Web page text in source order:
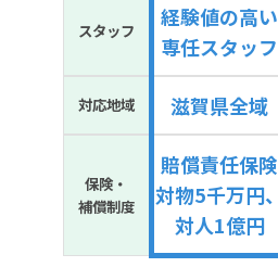
スタッフ
経験値の高い
専任スタッフ
対応地域 滋賀県全域
保険・
補償制度
賠償責任保険
対物5千万円、
対人1億円